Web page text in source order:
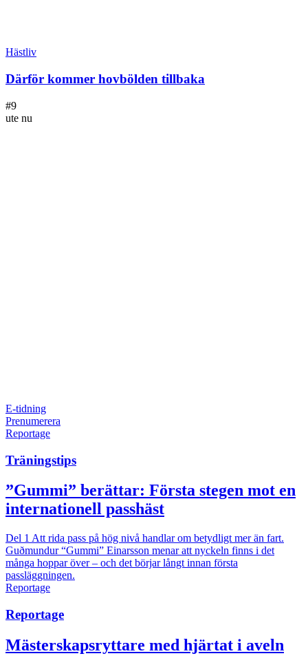
Hästliv
Därför kommer hovbölden tillbaka
#9
ute nu
E-tidning
Prenumerera
Reportage
Träningstips
”Gummi” berättar: Första stegen mot en
internationell passhäst
Del 1 Att rida pass på hög nivå handlar om betydligt mer än fart.
Guðmundur “Gummi” Einarsson menar att nyckeln finns i det
många hoppar över – och det börjar långt innan första
passläggningen.
Reportage
Reportage
Mästerskapsryttare med hjärtat i aveln